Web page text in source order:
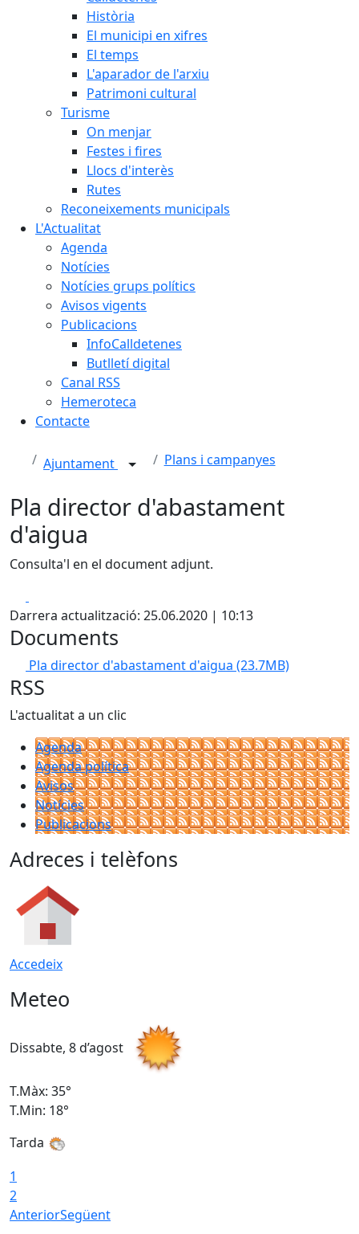
Història
El municipi en xifres
El temps
L'aparador de l'arxiu
Patrimoni cultural
Turisme
On menjar
Festes i fires
Llocs d'interès
Rutes
Reconeixements municipals
L'Actualitat
Agenda
Notícies
Notícies grups polítics
Avisos vigents
Publicacions
InfoCalldetenes
Butlletí digital
Canal RSS
Hemeroteca
Contacte
Ajuntament Plans i campanyes
Pla director d'abastament
d'aigua
Consulta'l en el document adjunt.
Darrera actualització: 25.06.2020 | 10:13
Documents
Pla director d'abastament d'aigua (23.7MB)
RSS
L'actualitat a un clic
Agenda
Agenda política
Avisos
Notícies
Publicacions
Adreces i telèfons
Accedeix
Meteo
Dissabte, 8 d’agost
T.Màx: 35°
T.Min: 18°
Tarda
1
2
AnteriorSegüent